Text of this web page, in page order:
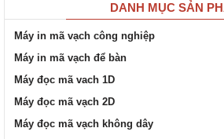
DANH MỤC SẢN
Máy in mã vạch công nghiệp
Máy in mã vạch để bàn
Máy đọc mã vach 1D
Máy đọc mã vạch 2D
Máy đọc mã vạch không dây